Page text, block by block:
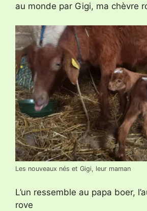
au monde par Gigi, ma chèvre
Les nouveaux nés et Gigi, leur maman
L’un ressemble au papa boer,
rove